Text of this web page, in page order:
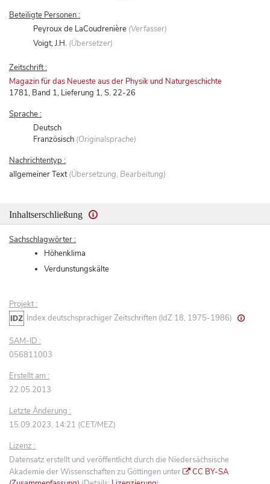
Beteiligte Personen :
Peyroux de LaCoudrenière (Verfasser)
Voigt, J.H. (Übersetzer)
Zeitschrift :
Magazin für das Neueste aus der Physik und Naturgeschichte
1781, Band 1, Lieferung 1, S. 22-26
Sprache :
Deutsch
Französisch (Originalsprache)
Nachrichtentyp :
allgemeiner Text(Übersetzung, Bearbeitung)
Inhaltserschließung
Sachschlagwörter :
Höhenklima
Verdunstungskälte
Projekt :
Index deutschsprachiger Zeitschriften (IdZ 18, 1975-1986)
SAM-ID :
056811003
Erstellt am :
22.05.2013
Letzte Änderung :
15.09.2023, 14:21 (CET/MEZ)
Lizenz :
Datensatz erstellt und veröffentlicht durch die Niedersächsische
Akademie der Wissenschaften zu Göttingen unter
CC BY-SA